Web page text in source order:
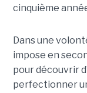
cinquième
Dans une
impose en
pour découvrir
perfectionner